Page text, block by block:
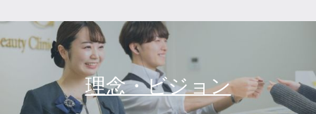
理念・ビジョン